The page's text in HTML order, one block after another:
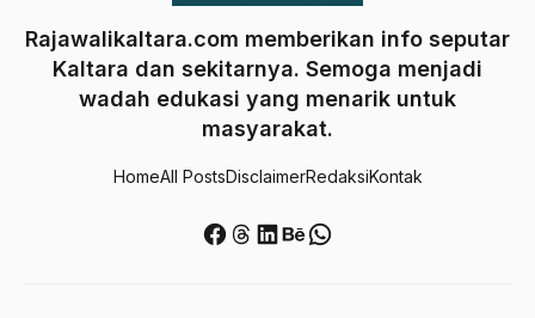
Rajawalikaltara.com memberikan info seputar
Kaltara dan sekitarnya. Semoga menjadi
wadah edukasi yang menarik untuk
masyarakat.
HomeAll PostsDisclaimerRedaksiKontak
Facebook
Threads
LinkedIn
Behance
WhatsApp